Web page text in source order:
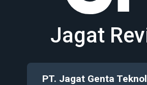
Jagat
PT. Jagat Genta